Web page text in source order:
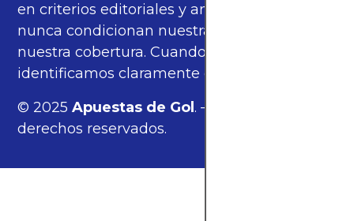
en criterios editoriales y análisis propios, y
nunca condicionan nuestras opiniones ni
nuestra cobertura. Cuando corresponde,
identificamos claramente estos enlaces.
© 2025Apuestas de Gol. — Todos los
derechos reservados.